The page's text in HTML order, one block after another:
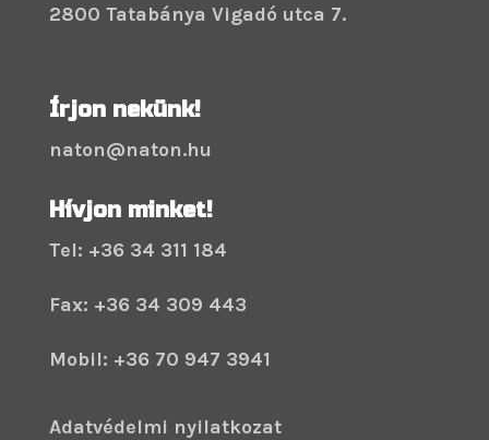
2800 Tatabánya Vigadó utca 7.
Írjon nekünk!
naton@naton.hu
Hívjon minket!
Tel: +36 34 311 184
Fax: +36 34 309 443
Mobil: +36 70 947 3941
Adatvédelmi nyilatkozat